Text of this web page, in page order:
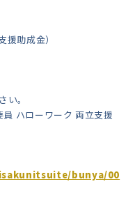
援助成金）
。
ハローワーク 両立支援
bunya/00